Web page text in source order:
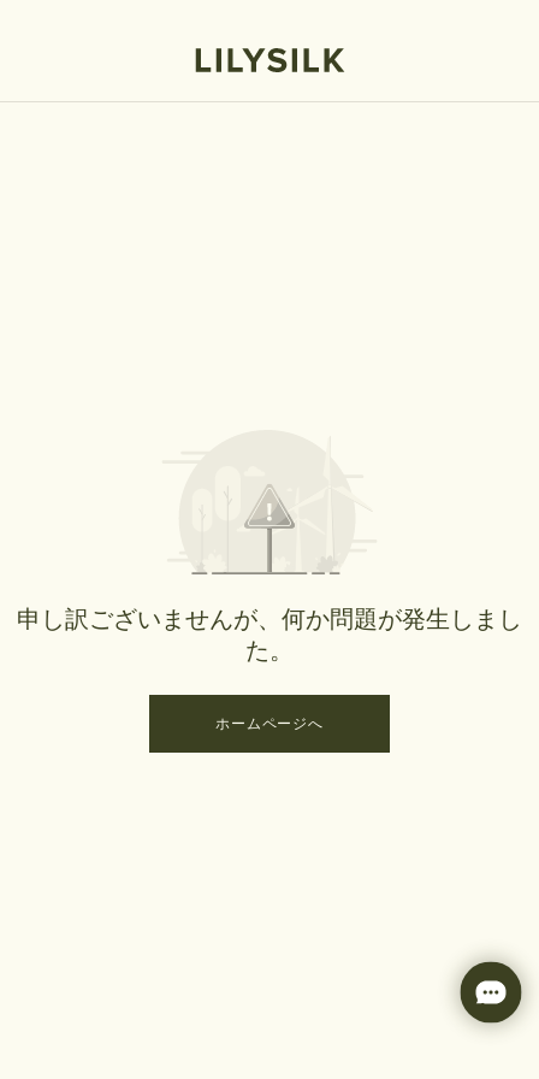
申し訳ございませんが、何か問題が発生しまし
た。
ホームページへ